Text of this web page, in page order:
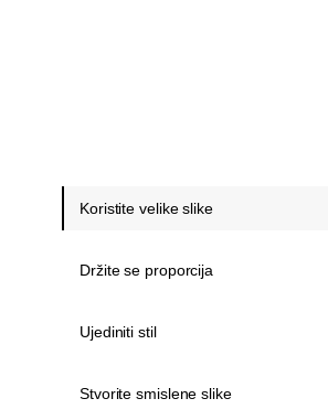
Koristite velike slike
Držite se proporcija
Ujediniti stil
Stvorite smislene slike